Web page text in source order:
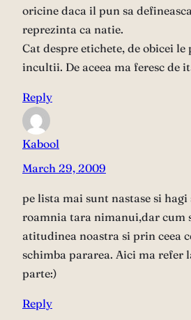
oricine daca il pun sa
reprezinta ca natie.
Cat despre etichete, de obicei
incultii. De aceea ma feresc de
Reply
Kabool
March 29, 2009
pe lista mai sunt nastase si
roamnia tara nimanui,dar cum
atitudinea noastra si prin ceea
schimba pararea. Aici ma refer
parte:)
Reply